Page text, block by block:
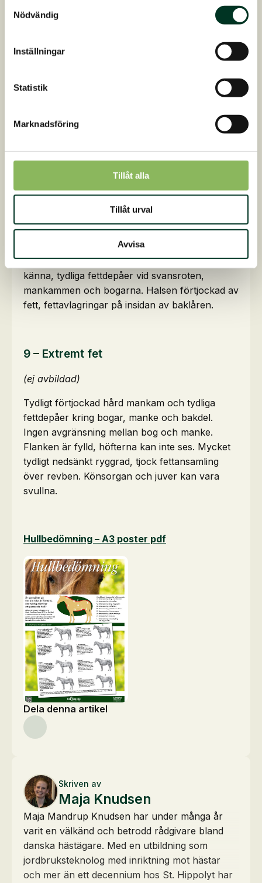
Nödvändig
Inställningar
Statistik
Marknadsföring
Tillåt alla
Tillåt urval
Avvisa
mjukt, synliga fettansamlingar längs
Fördjupning längs ryggraden, revben svåra att
känna, tydliga fettdepåer vid svansroten,
mankammen och bogarna. Halsen förtjockad av
fett, fettavlagringar på insidan av baklåren.
9 – Extremt fet
(ej avbildad)
Tydligt förtjockad hård mankam och tydliga
fettdepåer kring bogar, manke och bakdel.
Ingen avgränsning mellan bog och manke.
Flanken är fylld, höfterna kan inte ses. Mycket
tydligt nedsänkt ryggrad, tjock fettansamling
över revben. Könsorgan och juver kan vara
svullna.
Hullbedömning – A3 poster pdf
Dela denna artikel
Skriven av
Maja Knudsen
Maja Mandrup Knudsen har under många år
varit en välkänd och betrodd rådgivare bland
danska hästägare. Med en utbildning som
jordbruksteknolog med inriktning mot hästar
och mer än ett decennium hos St. Hippolyt har